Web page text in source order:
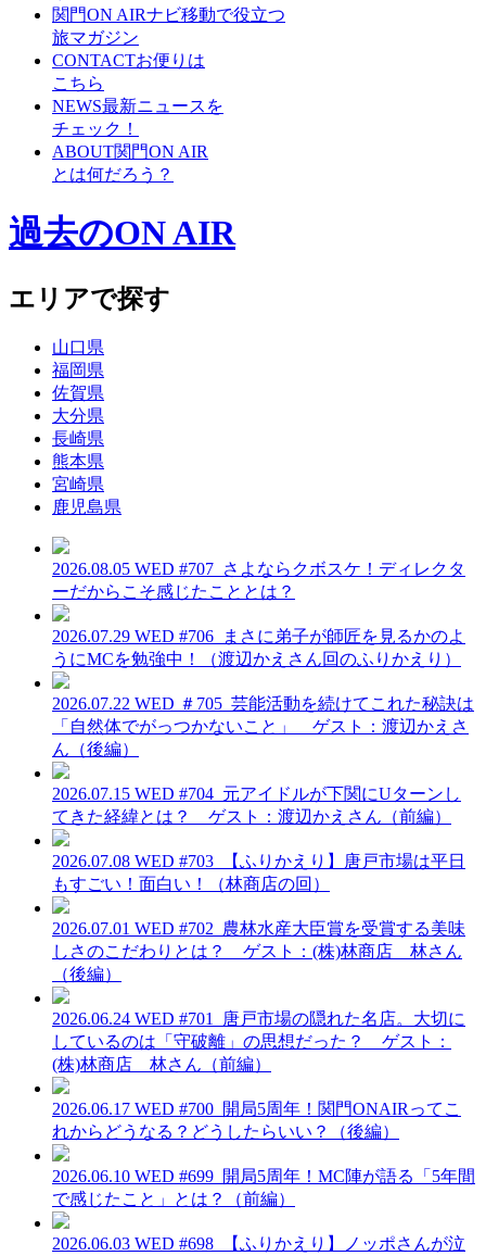
関門ON AIRナビ移動で役立つ
旅マガジン
CONTACTお便りは
こちら
NEWS最新ニュースを
チェック！
ABOUT関門ON AIR
とは何だろう？
過去のON AIR
エリアで探す
山口県
福岡県
佐賀県
大分県
長崎県
熊本県
宮崎県
鹿児島県
2026.08.05 WED #707_さよならクボスケ！ディレクタ
ーだからこそ感じたこととは？
2026.07.29 WED #706_まさに弟子が師匠を見るかのよ
うにMCを勉強中！（渡辺かえさん回のふりかえり）
2026.07.22 WED ＃705_芸能活動を続けてこれた秘訣は
「自然体でがっつかないこと」 ゲスト：渡辺かえさ
ん（後編）
2026.07.15 WED #704_元アイドルが下関にUターンし
てきた経緯とは？ ゲスト：渡辺かえさん（前編）
2026.07.08 WED #703_【ふりかえり】唐戸市場は平日
もすごい！面白い！（林商店の回）
2026.07.01 WED #702_農林水産大臣賞を受賞する美味
しさのこだわりとは？ ゲスト：(株)林商店 林さん
（後編）
2026.06.24 WED #701_唐戸市場の隠れた名店。大切に
しているのは「守破離」の思想だった？ ゲスト：
(株)林商店 林さん（前編）
2026.06.17 WED #700_開局5周年！関門ONAIRってこ
れからどうなる？どうしたらいい？（後編）
2026.06.10 WED #699_開局5周年！MC陣が語る「5年間
で感じたこと」とは？（前編）
2026.06.03 WED #698_【ふりかえり】ノッポさんが泣